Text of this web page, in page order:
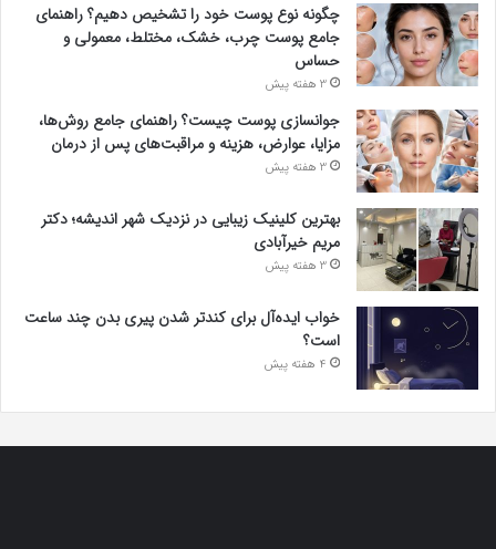
چگونه نوع پوست خود را تشخیص دهیم؟ راهنمای
جامع پوست چرب، خشک، مختلط، معمولی و
حساس
3 هفته پیش
جوانسازی پوست چیست؟ راهنمای جامع روش‌ها،
مزایا، عوارض، هزینه و مراقبت‌های پس از درمان
3 هفته پیش
بهترین کلینیک زیبایی در نزدیک شهر اندیشه؛ دکتر
مریم خیرآبادی
3 هفته پیش
خواب ایده‌آل برای کندتر شدن پیری بدن چند ساعت
است؟
4 هفته پیش